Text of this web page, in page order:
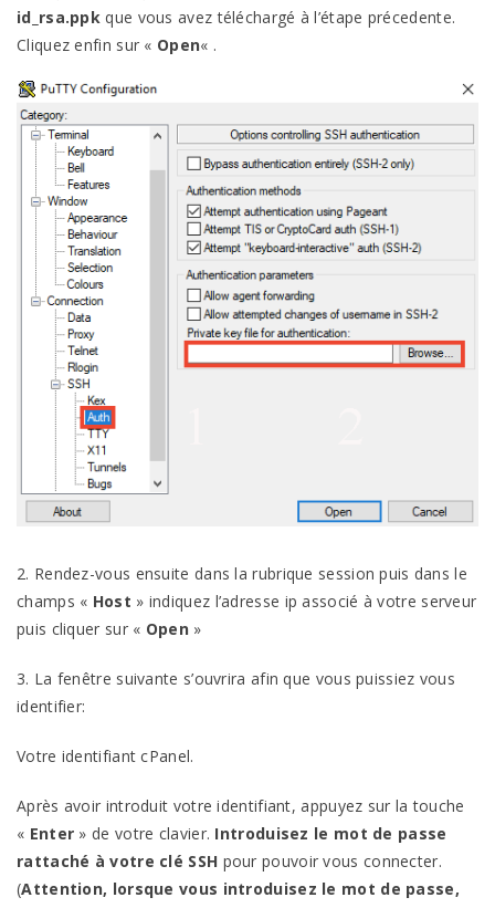
id_rsa.ppk que vous avez téléchargé à l’étape précedente.
Cliquez enfin sur « Open« .
2. Rendez-vous ensuite dans la rubrique session puis dans le
champs « Host » indiquez l’adresse ip associé à votre serveur
puis cliquer sur « Open»
3. La fenêtre suivante s’ouvrira afin que vous puissiez vous
identifier:
Votre identifiant cPanel.
Après avoir introduit votre identifiant, appuyez sur la touche
« Enter » de votre clavier. Introduisez le mot de passe
rattaché à votre clé SSH pour pouvoir vous connecter.
(Attention, lorsque vous introduisez le mot de passe,